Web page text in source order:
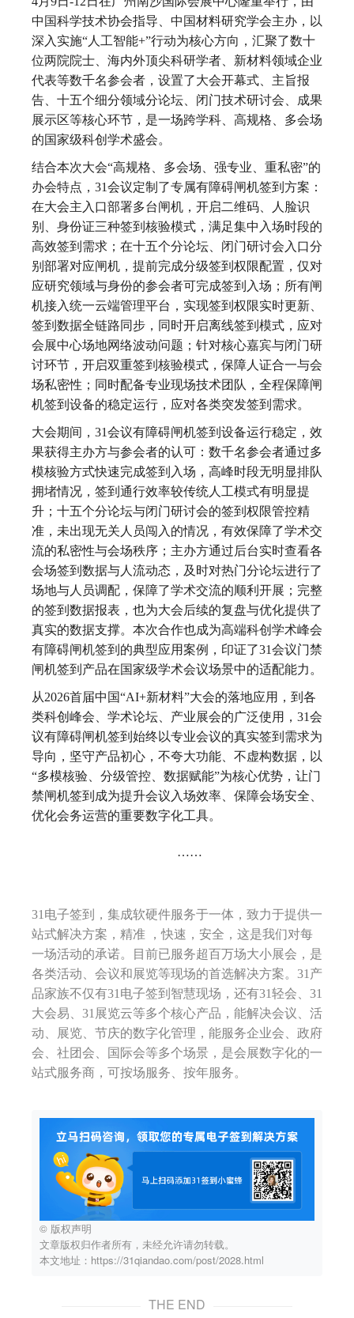
中国科学技术协会指导、中国材料研究学会主办，以
深入实施“人工智能+”行动为核心方向，汇聚了数十
位两院院士、海内外顶尖科研学者、新材料领域企业
代表等数千名参会者，设置了大会开幕式、主旨报
告、十五个细分领域分论坛、闭门技术研讨会、成果
展示区等核心环节，是一场跨学科、高规格、多会场
的国家级科创学术盛会。
结合本次大会“高规格、多会场、强专业、重私密”的
办会特点，31会议定制了专属有障碍闸机签到方案：
在大会主入口部署多台闸机，开启二维码、人脸识
别、身份证三种签到核验模式，满足集中入场时段的
高效签到需求；在十五个分论坛、闭门研讨会入口分
别部署对应闸机，提前完成分级签到权限配置，仅对
应研究领域与身份的参会者可完成签到入场；所有闸
机接入统一云端管理平台，实现签到权限实时更新、
签到数据全链路同步，同时开启离线签到模式，应对
会展中心场地网络波动问题；针对核心嘉宾与闭门研
讨环节，开启双重签到核验模式，保障人证合一与会
场私密性；同时配备专业现场技术团队，全程保障闸
机签到设备的稳定运行，应对各类突发签到需求。
大会期间，31会议有障碍闸机签到设备运行稳定，效
果获得主办方与参会者的认可：数千名参会者通过多
模核验方式快速完成签到入场，高峰时段无明显排队
拥堵情况，签到通行效率较传统人工模式有明显提
升；十五个分论坛与闭门研讨会的签到权限管控精
准，未出现无关人员闯入的情况，有效保障了学术交
流的私密性与会场秩序；主办方通过后台实时查看各
会场签到数据与人流动态，及时对热门分论坛进行了
场地与人员调配，保障了学术交流的顺利开展；完整
的签到数据报表，也为大会后续的复盘与优化提供了
真实的数据支撑。本次合作也成为高端科创学术峰会
有障碍闸机签到的典型应用案例，印证了31会议门禁
闸机签到产品在国家级学术会议场景中的适配能力。
从2026首届中国“AI+新材料”大会的落地应用，到各
类科创峰会、学术论坛、产业展会的广泛使用，31会
议有障碍闸机签到始终以专业会议的真实签到需求为
导向，坚守产品初心，不夸大功能、不虚构数据，以
“多模核验、分级管控、数据赋能”为核心优势，让门
禁闸机签到成为提升会议入场效率、保障会场安全、
优化会务运营的重要数字化工具。
……
31电子签到，集成软硬件服务于一体，致力于提供一
站式解决方案，精准 ，快速，安全，这是我们对每
一场活动的承诺。目前已服务超百万场大小展会，是
各类活动、会议和展览等现场的首选解决方案。31产
品家族不仅有31电子签到智慧现场，还有31轻会、31
大会易、31展览云等多个核心产品，能解决会议、活
动、展览、节庆的数字化管理，能服务企业会、政府
会、社团会、国际会等多个场景，是会展数字化的一
站式服务商，可按场服务、按年服务。
© 版权声明
文章版权归作者所有，未经允许请勿转载。
本文地址：https://31qiandao.com/post/2028.html
THE END